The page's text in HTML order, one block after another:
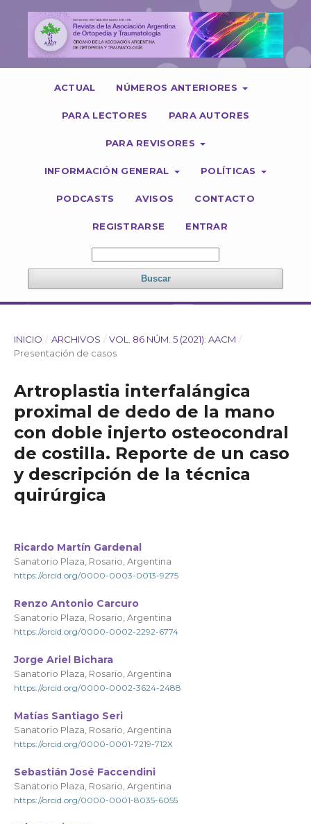
ACTUAL NÚMEROS ANTERIORES
PARA LECTORES PARA AUTORES
PARA REVISORES
INFORMACIÓN GENERAL POLÍTICAS
PODCASTS AVISOS CONTACTO
REGISTRARSE ENTRAR
Buscar
INICIO / ARCHIVOS / VOL. 86 NÚM. 5 (2021): AACM /
Presentación de casos
Artroplastia interfalángica
proximal de dedo de la mano
con doble injerto osteocondral
de costilla. Reporte de un caso
y descripción de la técnica
quirúrgica
Ricardo Martín Gardenal
Sanatorio Plaza, Rosario, Argentina
https://orcid.org/0000-0003-0013-9275
Renzo Antonio Carcuro
Sanatorio Plaza, Rosario, Argentina
https://orcid.org/0000-0002-2292-6774
Jorge Ariel Bichara
Sanatorio Plaza, Rosario, Argentina
https://orcid.org/0000-0002-3624-2488
Matías Santiago Seri
Sanatorio Plaza, Rosario, Argentina
https://orcid.org/0000-0001-7219-712X
Sebastián José Faccendini
Sanatorio Plaza, Rosario, Argentina
https://orcid.org/0000-0001-8035-6055